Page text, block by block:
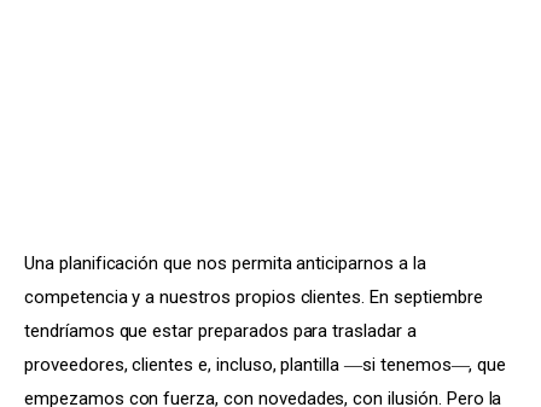
Una planificación que nos permita anticiparnos a la
competencia y a nuestros propios clientes. En septiembre
tendríamos que estar preparados para trasladar a
proveedores, clientes e, incluso, plantilla ―si tenemos―, que
empezamos con fuerza, con novedades, con ilusión. Pero la